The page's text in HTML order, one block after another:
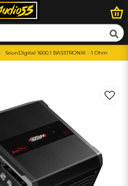
SounDigital 1600.1 BASSTRONIK - 1 Ohm